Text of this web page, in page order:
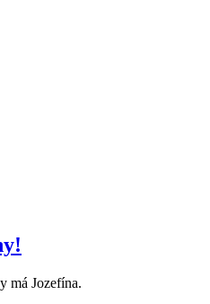
má Jozefína.